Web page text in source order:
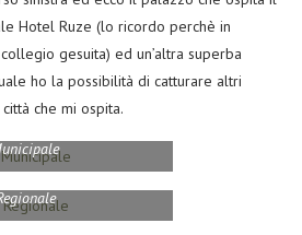
Hotel Ruze (lo ricordo perchè in
gesuita) ed un’altra superba
ho la possibilità di catturare altri
che mi ospita.